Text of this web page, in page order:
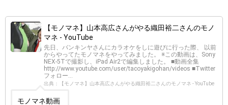
【モノマネ】山本高広さんがやる織田裕二さんのモノ
マネ - YouTube
先日、バンキンヤさんにカラオケをしに遊びに行った際、 以前
からやってたモノマネをやってみました。 ※この動画は、Sony
NEX-5Tで撮影し、iPad Air2で編集しました。 ■動画全集
http://www.youtube.com/user/tacoyakigohan/videos ■Twitter
フォロー...
出典：【モノマネ】山本高広さんがやる織田裕二さんのモノマネ - YouTube
モノマネ動画